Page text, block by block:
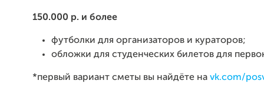
150.000 р. и более
футболки для организаторов и кураторов;
обложки для студенческих билетов для
*первый вариант сметы вы найдёте на vk.com/